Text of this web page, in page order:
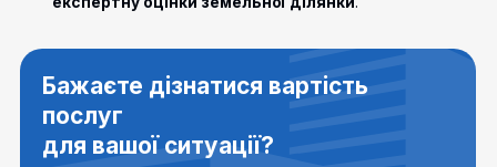
Бажаєте дізнатися вартість
послуг
для вашої ситуації?